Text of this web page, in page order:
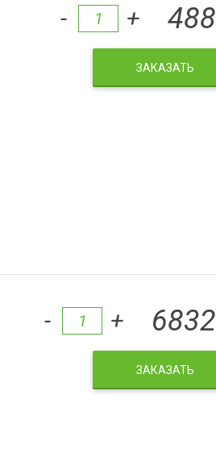
- + 488
ЗАКАЗАТЬ
- + 6832
ЗАКАЗАТЬ